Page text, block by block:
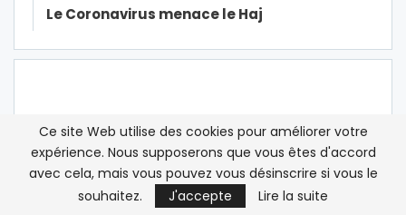
Le Coronavirus menace le Haj
Ce site Web utilise des cookies pour améliorer votre
expérience. Nous supposerons que vous êtes d'accord
avec cela, mais vous pouvez vous désinscrire si vous le
souhaitez.
J'accepte Lire la suite